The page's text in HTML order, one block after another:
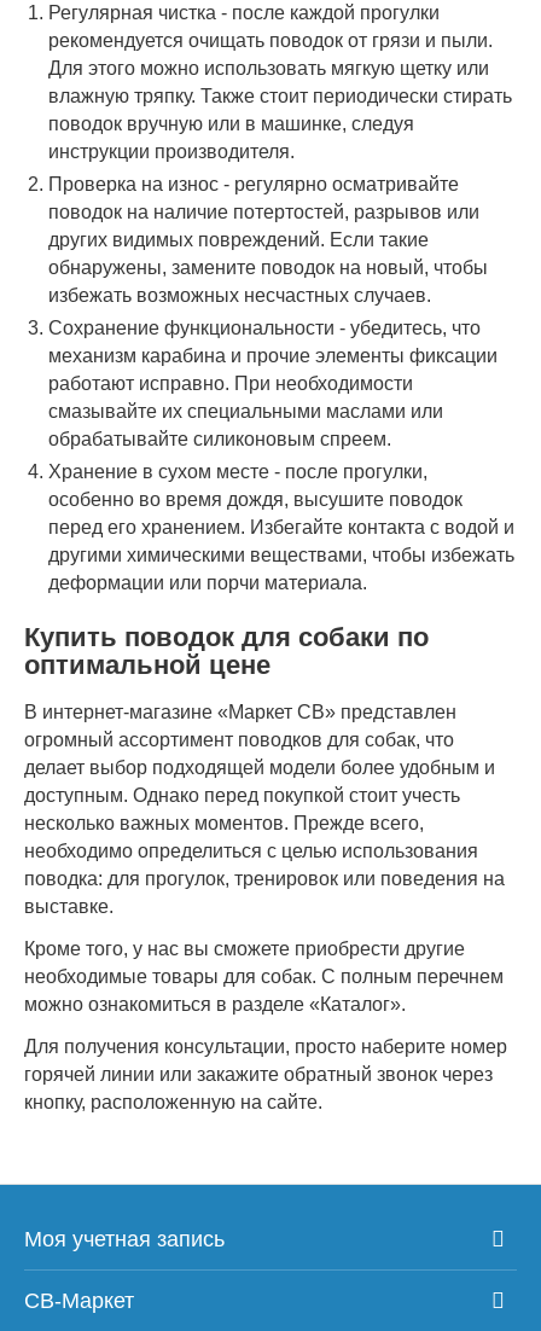
Регулярная чистка - после каждой прогулки
рекомендуется очищать поводок от грязи и пыли.
Для этого можно использовать мягкую щетку или
влажную тряпку. Также стоит периодически стирать
поводок вручную или в машинке, следуя
инструкции производителя.
Проверка на износ - регулярно осматривайте
поводок на наличие потертостей, разрывов или
других видимых повреждений. Если такие
обнаружены, замените поводок на новый, чтобы
избежать возможных несчастных случаев.
Сохранение функциональности - убедитесь, что
механизм карабина и прочие элементы фиксации
работают исправно. При необходимости
смазывайте их специальными маслами или
обрабатывайте силиконовым спреем.
Хранение в сухом месте - после прогулки,
особенно во время дождя, высушите поводок
перед его хранением. Избегайте контакта с водой и
другими химическими веществами, чтобы избежать
деформации или порчи материала.
Купить поводок для собаки по
оптимальной цене
В интернет-магазине «Маркет СВ» представлен
огромный ассортимент поводков для собак, что
делает выбор подходящей модели более удобным и
доступным. Однако перед покупкой стоит учесть
несколько важных моментов. Прежде всего,
необходимо определиться с целью использования
поводка: для прогулок, тренировок или поведения на
выставке.
Кроме того, у нас вы сможете приобрести другие
необходимые товары для собак. С полным перечнем
можно ознакомиться в разделе «Каталог».
Для получения консультации, просто наберите номер
горячей линии или закажите обратный звонок через
кнопку, расположенную на сайте.
Моя учетная запись
СВ-Маркет